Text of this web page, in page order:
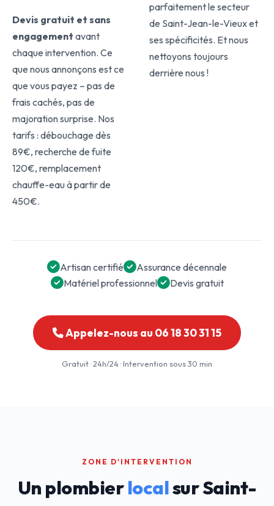
Devis gratuit et sans
engagement avant
chaque intervention. Ce
que nous annonçons est ce
que vous payez – pas de
frais cachés, pas de
majoration surprise. Nos
tarifs : débouchage dès
89€, recherche de fuite
120€, remplacement
chauffe-eau à partir de
450€.
parfaitement le secteur
de Saint-Jean-le-Vieux et
ses spécificités. Et nous
nettoyons toujours
derrière nous !
Artisan certifié
Assurance décennale
Matériel professionnel
Devis gratuit
Appelez-nous au 06 18 30 31 15
Gratuit · 24h/24 · Intervention sous 30 min
ZONE D'INTERVENTION
Un plombierlocalsur Saint-